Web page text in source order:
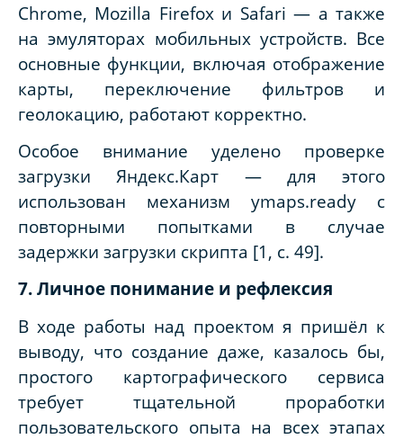
Chrome, Mozilla Firefox и Safari — а также
на эмуляторах мобильных устройств. Все
основные функции, включая отображение
карты, переключение фильтров и
геолокацию, работают корректно.
Особое внимание уделено проверке
загрузки Яндекс.Карт — для этого
использован механизм ymaps.ready с
повторными попытками в случае
задержки загрузки скрипта [1, с. 49].
7. Личное понимание и рефлексия
В ходе работы над проектом я пришёл к
выводу, что создание даже, казалось бы,
простого картографического сервиса
требует тщательной проработки
пользовательского опыта на всех этапах